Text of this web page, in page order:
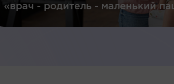
«врач - родитель - маленький